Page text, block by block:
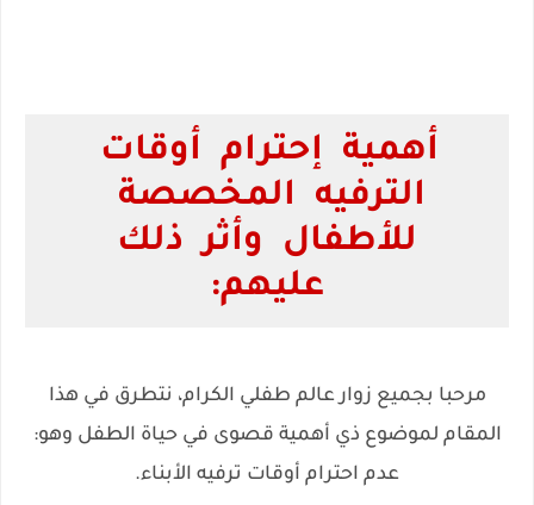
أهمية إحترام أوقات
الترفيه المخصصة
للأطفال وأثر ذلك
عليهم:
مرحبا بجميع زوار عالم طفلي الكرام، نتطرق في هذا
المقام لموضوع ذي أهمية قصوى في حياة الطفل وهو:
عدم احترام أوقات ترفيه الأبناء.